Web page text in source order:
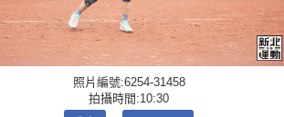
照片編號:6254-31458
拍攝時間:10:30